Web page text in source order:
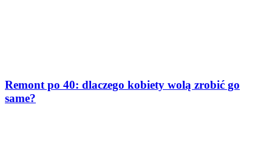
Remont po 40: dlaczego kobiety wolą zrobić go
same?